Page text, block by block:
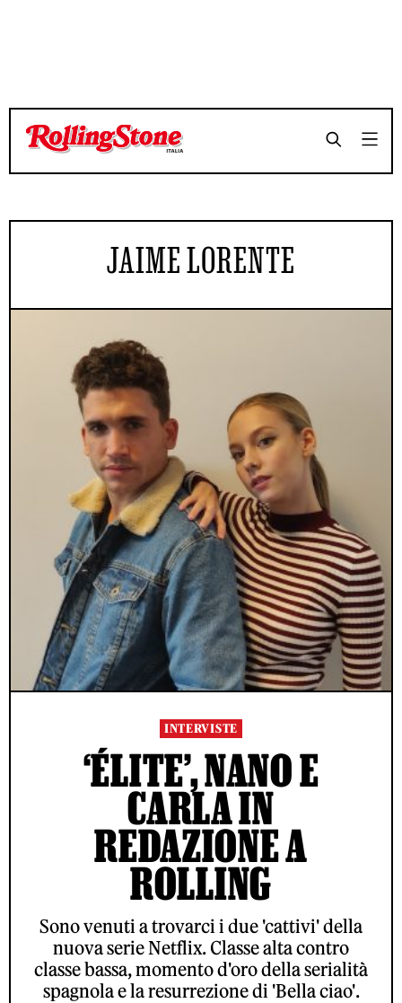
JAIME LORENTE
INTERVISTE
‘ÉLITE’, NANO E
CARLA IN
REDAZIONE A
ROLLING
Sono venuti a trovarci i due 'cattivi' della
nuova serie Netflix. Classe alta contro
classe bassa, momento d'oro della serialità
spagnola e la resurrezione di 'Bella ciao'.